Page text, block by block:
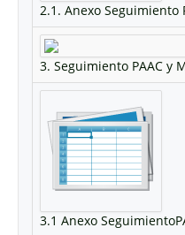
2.1. Anexo Seguimiento
3. Seguimiento PAAC y
3.1 Anexo